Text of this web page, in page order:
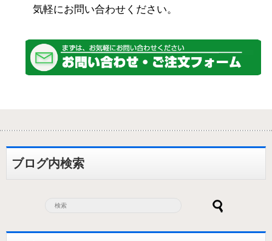
気軽にお問い合わせください。
ブログ内検索